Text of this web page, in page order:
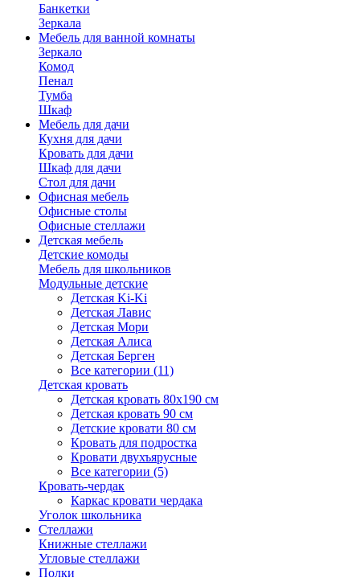
Банкетки
Зеркала
Мебель для ванной комнаты
Зеркало
Комод
Пенал
Тумба
Шкаф
Мебель для дачи
Кухня для дачи
Кровать для дачи
Шкаф для дачи
Стол для дачи
Офисная мебель
Офисные столы
Офисные стеллажи
Детская мебель
Детские комоды
Мебель для школьников
Модульные детские
Детская Ki-Ki
Детская Лавис
Детская Мори
Детская Алиса
Детская Берген
Все категории (11)
Детская кровать
Детская кровать 80х190 см
Детская кровать 90 см
Детские кровати 80 см
Кровать для подростка
Кровати двухъярусные
Все категории (5)
Кровать-чердак
Каркас кровати чердака
Уголок школьника
Стеллажи
Книжные стеллажи
Угловые стеллажи
Полки